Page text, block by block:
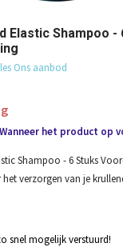
Elastic Shampoo -
Ons aanbod
het product op
Shampoo - 6 Stuks
verzorgen van je
snel mogelijk verstuurd!